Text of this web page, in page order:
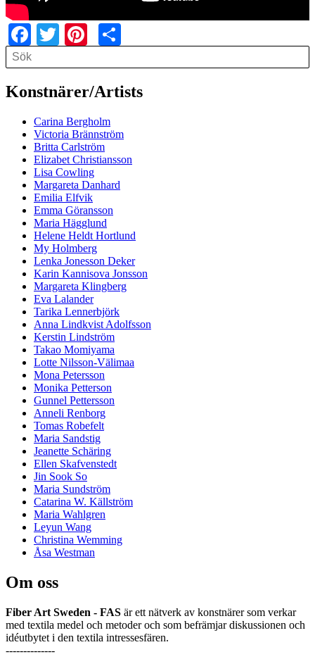
Facebook
TwitterPinterest
Search
Search
Konstnärer/Artists
Carina Bergholm
Victoria Brännström
Britta Carlström
Elizabet Christiansson
Lisa Cowling
Margareta Danhard
Emilia Elfvik
Emma Göransson
Maria Hägglund
Helene Heldt Hortlund
My Holmberg
Lenka Jonesson Deker
Karin Kannisova Jonsson
Margareta Klingberg
Eva Lalander
Tarika Lennerbjörk
Anna Lindkvist Adolfsson
Kerstin Lindström
Takao Momiyama
Lotte Nilsson-Välimaa
Mona Petersson
Monika Petterson
Gunnel Pettersson
Anneli Renborg
Tomas Robefelt
Maria Sandstig
Jeanette Schäring
Ellen Skafvenstedt
Jin Sook So
Maria Sundström
Catarina W. Källström
Maria Wahlgren
Leyun Wang
Christina Wemming
Åsa Westman
Om oss
Fiber Art Sweden - FAS är ett nätverk av konstnärer som verkar
med textila medel och metoder och som befrämjar diskussionen och
idéutbytet i den textila intressesfären.
--------------